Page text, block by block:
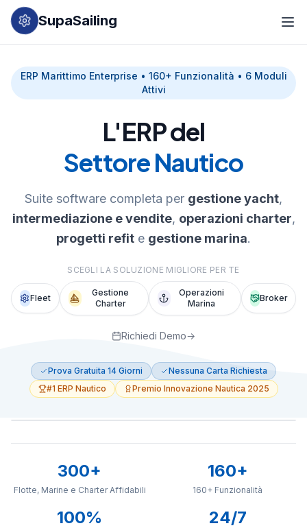
SupaSailing
ERP Marittimo Enterprise • 160+ Funzionalità • 6 Moduli
Attivi
L'ERP del
Settore Nautico
Suite software completa per gestione yacht,
intermediazione e vendite, operazioni charter,
progetti refit e gestione marina.
SCEGLI LA SOLUZIONE MIGLIORE PER TE
Fleet
Gestione
Charter
Operazioni
Marina
Broker
Richiedi Demo→
Prova Gratuita 14 Giorni
Nessuna Carta Richiesta
#1 ERP Nautico
Premio Innovazione Nautica 2025
Charter Management 18 Active Charters
Reservations
Revenue
300+
Flotte, Marine e Charter Affidabili
160+
160+ Funzionalità
100% 24/7